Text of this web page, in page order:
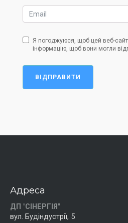
Я погоджуюся, щоб цей веб-
інформацію, щоб вони могли
ВІДПРАВИТИ
Адреса
ДП "СІНЕРГІЯ"
вул. Будіндустрії, 5